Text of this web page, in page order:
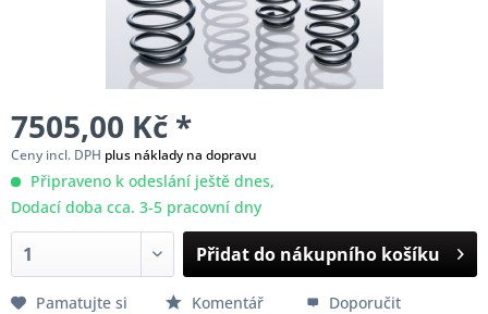
7505,00 Kč *
Ceny incl. DPH plus náklady na dopravu
Připraveno k odeslání ještě dnes,
Dodací doba cca. 3-5 pracovní dny
Přidat do nákupního košíku
Pamatujte si Komentář Doporučit